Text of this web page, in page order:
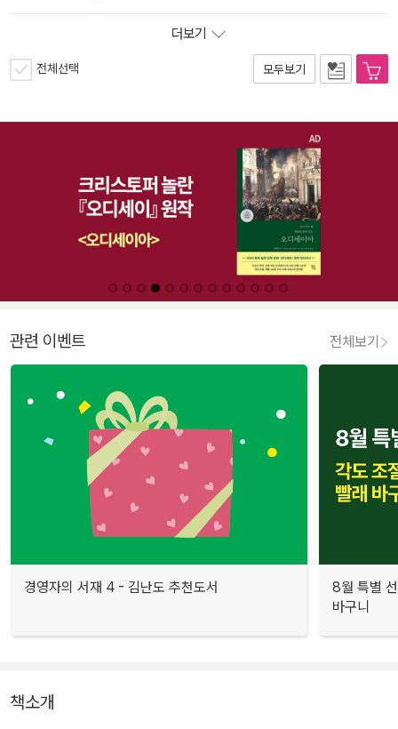
더보기
전체선택 모두보기
관련 이벤트 전체보기
경영자의 서재 4 - 김난도 추천도서
8월 특별
바구니
책소개